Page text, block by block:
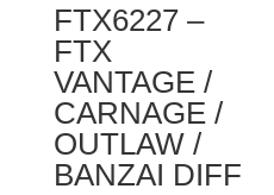
FTX6227 –
FTX
VANTAGE /
CARNAGE /
OUTLAW /
BANZAI DIFF